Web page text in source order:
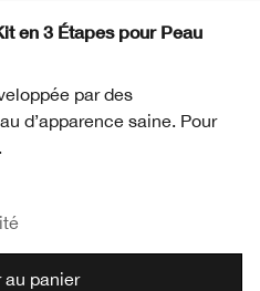
en 3 Étapes pour Peau
par des
d’apparence saine. Pour
au panier